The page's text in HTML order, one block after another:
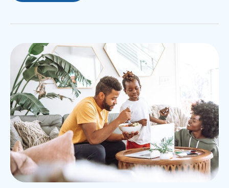
De
Band
Tussen
Vader
En
Zoon:
Waar
Herken
Je
Jezelf
In
Terug?